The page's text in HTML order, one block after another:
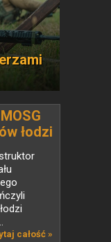
łodzi
całość »